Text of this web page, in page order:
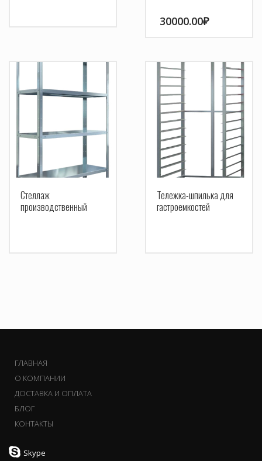
30000.00₽
Стеллаж
производственный
Тележка-шпилька для
гастроемкостей
ГЛАВНАЯ
О КОМПАНИИ
ДОСТАВКА И ОПЛАТА
БЛОГ
КОНТАКТЫ
Skype